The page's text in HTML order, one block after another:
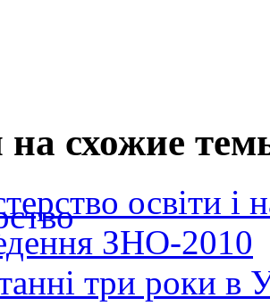
на схожие
освіти
ЗНО-2010
три роки в